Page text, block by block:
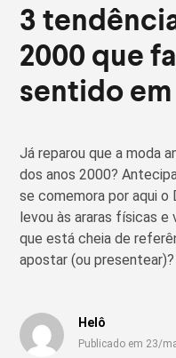
3
2000 que
sentido em
Já reparou que a moda
dos anos 2000?
se comemora por aqui o
levou às araras físicas
que está cheia de
apostar (ou
Helô
Publicado em 23/